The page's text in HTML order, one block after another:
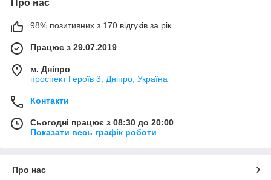
Про нас
98% позитивних з 170 відгуків за рік
Працює з 29.07.2019
м. Дніпро
проспект Героїв 3, Дніпро, Україна
Контакти
Сьогодні працює з 08:30 до 20:00
Показати весь графік роботи
Про нас